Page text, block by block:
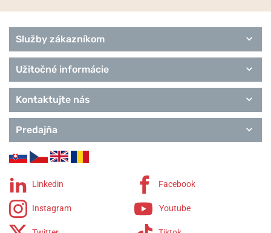
Služby zákazníkom
Užitočné informácie
Kontaktujte nás
Predajňa
Linkedin Facebook
Instagram Youtube